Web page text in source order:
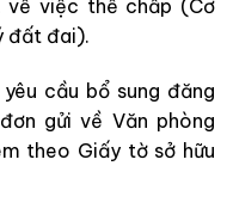
về việc thế chấp (Cơ
đất đai).
cầu bổ sung đăng
gửi về Văn phòng
theo Giấy tờ sở hữu